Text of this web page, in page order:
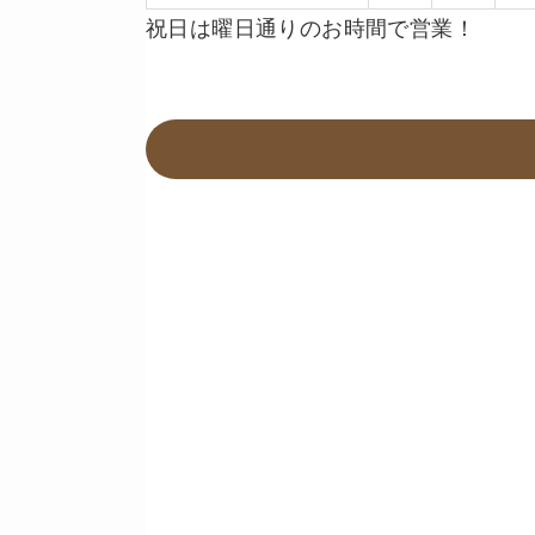
祝日は曜日通りのお時間で営業！